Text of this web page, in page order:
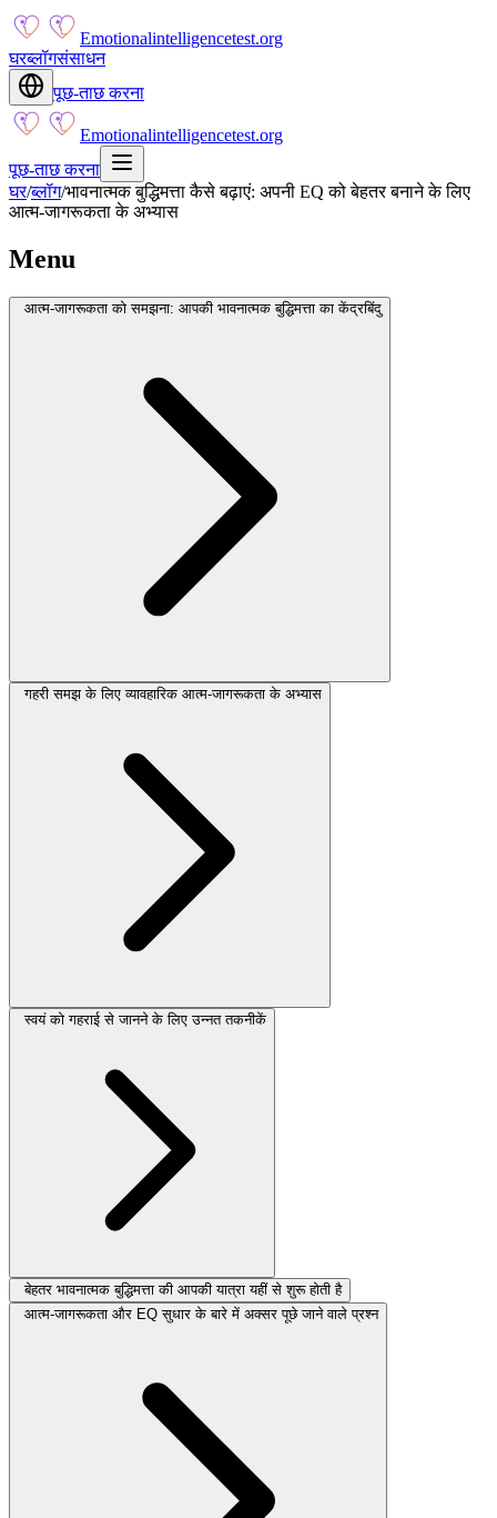
Emotionalintelligencetest.org
घरब्लॉगसंसाधन
पूछ-ताछ करना
Emotionalintelligencetest.org
पूछ-ताछ करना
घर/ब्लॉग/भावनात्मक बुद्धिमत्ता कैसे बढ़ाएं: अपनी EQ को बेहतर बनाने के लिए
आत्म-जागरूकता के अभ्यास
Menu
आत्म-जागरूकता को समझना: आपकी भावनात्मक बुद्धिमत्ता का केंद्रबिंदु
गहरी समझ के लिए व्यावहारिक आत्म-जागरूकता के अभ्यास
स्वयं को गहराई से जानने के लिए उन्नत तकनीकें
बेहतर भावनात्मक बुद्धिमत्ता की आपकी यात्रा यहीं से शुरू होती है
आत्म-जागरूकता और EQ सुधार के बारे में अक्सर पूछे जाने वाले प्रश्न